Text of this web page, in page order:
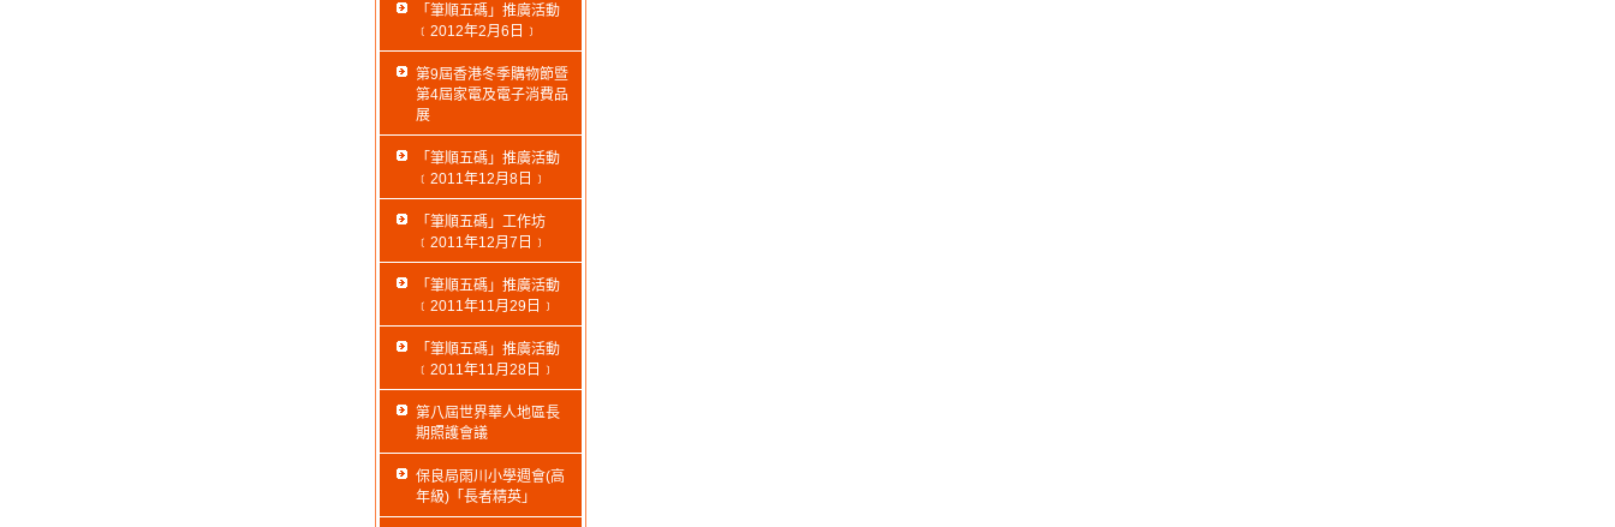
「筆順五碼」推廣活動
﹝2012年2月6日﹞
第9屆香港冬季購物節暨
第4屆家電及電子消費品
展
「筆順五碼」推廣活動
﹝2011年12月8日﹞
「筆順五碼」工作坊
﹝2011年12月7日﹞
「筆順五碼」推廣活動
﹝2011年11月29日﹞
「筆順五碼」推廣活動
﹝2011年11月28日﹞
第八屆世界華人地區長
期照護會議
保良局雨川小學週會(高
年級)「長者精英」